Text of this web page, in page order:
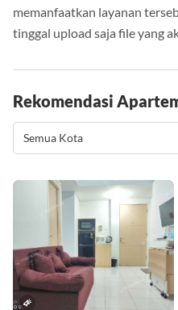
memanfaatkan layanan
tinggal upload saja file yang
Rekomendasi